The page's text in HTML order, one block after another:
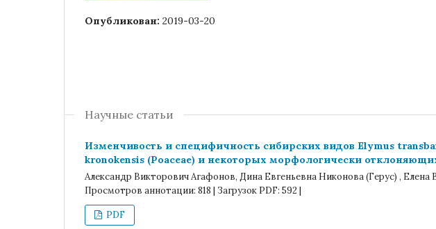
Опубликован: 2019-03-20
Научные статьи
Изменчивость и специфичность сибирских видов Elymus
kronokensis (Poaceae) и некоторых морфологически
Александр Викторович Агафонов, Дина Евгеньевна Никонова (Герус) , Елена
Просмотров аннотации: 818 | Загрузок PDF: 592 |
PDF